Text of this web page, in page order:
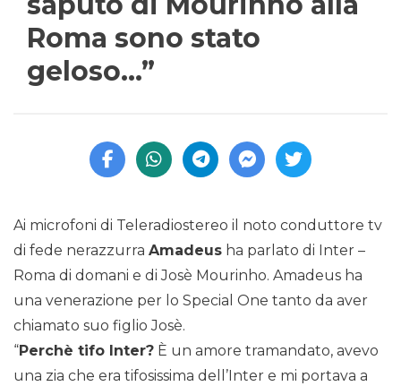
Roma sono stato
geloso…”
Ai microfoni di Teleradiostereo il noto conduttore tv
di fede nerazzurra Amadeus ha parlato di Inter –
Roma di domani e di Josè Mourinho. Amadeus ha
una venerazione per lo Special One tanto da aver
chiamato suo figlio Josè.
“Perchè tifo Inter? È un amore tramandato, avevo
una zia che era tifosissima dell’Inter e mi portava a